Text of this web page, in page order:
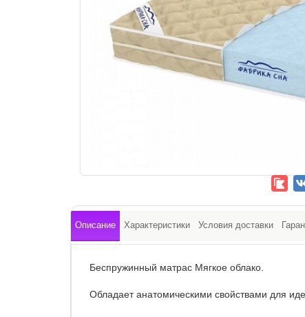
Описание Характеристики Условия доставки
Беспружинный матрас Мягкое облако.
Обладает анатомическими свойствами для